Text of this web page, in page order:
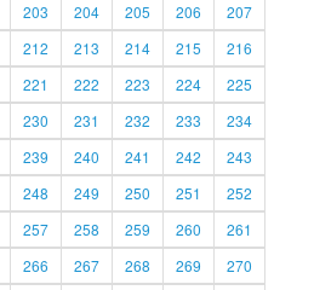
203 204 205 206
207
212 213 214 215
216
221 222 223 224
225
230 231 232 233
234
239 240 241 242
243
248 249 250 251
252
257 258 259 260
261
266 267 268 269
270